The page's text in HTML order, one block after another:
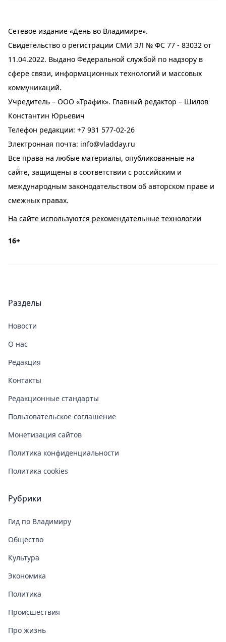
Сетевое издание «День во Владимире».
Свидетельство о регистрации СМИ ЭЛ № ФС 77 - 83032 от
11.04.2022. Выдано Федеральной службой по надзору в
сфере связи, информационных технологий и массовых
коммуникаций.
Учредитель – ООО «Трафик». Главный редактор – Шилов
Константин Юрьевич
Телефон редакции: +7 931 577-02-26
Электронная почта: info@vladday.ru
Все права на любые материалы, опубликованные на
сайте, защищены в соответствии с российским и
международным законодательством об авторском праве и
смежных правах.
На сайте используются рекомендательные технологии
16+
Разделы
Новости
О нас
Редакция
Контакты
Редакционные стандарты
Пользовательское соглашение
Монетизация сайтов
Политика конфиденциальности
Политика cookies
Рубрики
Гид по Владимиру
Общество
Культура
Экономика
Политика
Происшествия
Про жизнь